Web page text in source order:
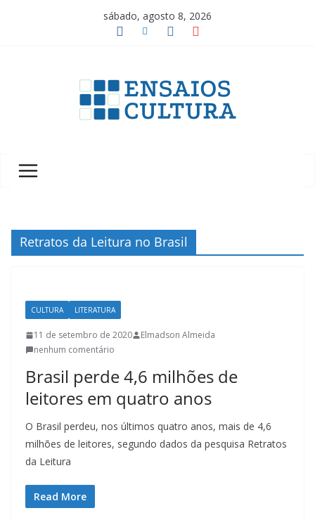
sábado, agosto 8, 2026
a
d
l
t
a
c
a
t
a
r
Retratos da Leitura no Brasil
CULTURA LITERATURA
11 de setembro de 2020
Elmadson Almeida
nenhum comentário
Brasil perde 4,6 milhões de
leitores em quatro anos
O Brasil perdeu, nos últimos quatro anos, mais de 4,6
milhões de leitores, segundo dados da pesquisa Retratos
da Leitura
Read More